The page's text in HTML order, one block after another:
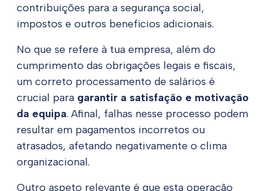
contribuições para a segurança social,
impostos e outros benefícios adicionais.
No que se refere à tua empresa, além do
cumprimento das obrigações legais e fiscais,
um correto processamento de salários é
crucial para garantir a satisfação e motivação
da equipa. Afinal, falhas nesse processo podem
resultar em pagamentos incorretos ou
atrasados, afetando negativamente o clima
organizacional.
Outro aspeto relevante é que esta operação